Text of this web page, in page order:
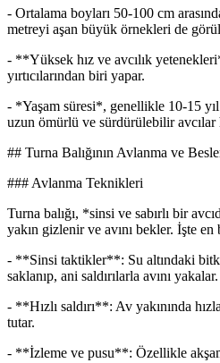
- Ortalama boyları 50-100 cm
metreyi aşan büyük örnekleri de
- **Yüksek hız ve avcılık
yırtıcılarından biri yapar.
- *Yaşam süresi*, genellikle 10-15 yıl
uzun ömürlü ve sürdürülebilir avcılar
## Turna Balığının Avlanma ve
### Avlanma Teknikleri
Turna balığı, *sinsi ve sabırlı bir
yakın gizlenir ve avını bekler. İşte
- **Sinsi taktikler**: Su altındaki bitki
saklanıp, ani saldırılarla avını yakalar.
- **Hızlı saldırı**: Av yakınında
tutar.
- **İzleme ve pusu**: Özellikle